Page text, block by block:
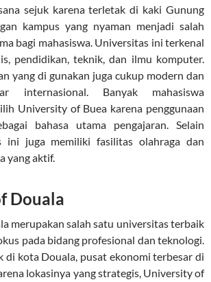
sejuk karena terletak di kaki Gunung
kampus yang nyaman menjadi salah
bagi mahasiswa. Universitas ini terkenal
pendidikan, teknik, dan ilmu komputer.
yang di gunakan juga cukup modern dan
internasional. Banyak mahasiswa
University of Buea karena penggunaan
bahasa utama pengajaran. Selain
ini juga memiliki fasilitas olahraga dan
yang aktif.
Douala
merupakan salah satu universitas terbaik
pada bidang profesional dan teknologi.
di kota Douala, pusat ekonomi terbesar di
lokasinya yang strategis, University of